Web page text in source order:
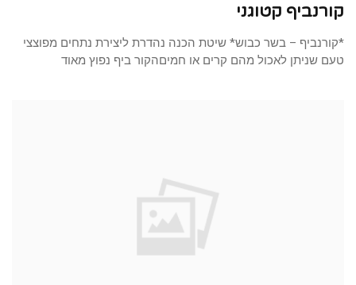
קורנביף קטוגני
*קורנביף – בשר כבוש* שיטת הכנה נהדרת ליצירת נתחים מפוצצי
טעם שניתן לאכול מהם קרים או חמיםהקור ביף נפוץ מאוד